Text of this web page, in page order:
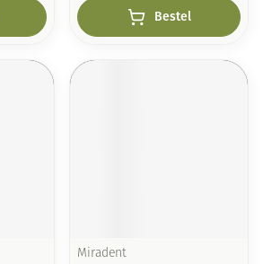
Bestel
Miradent